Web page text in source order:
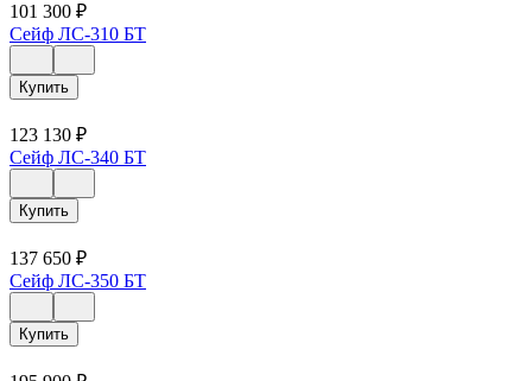
101 300 ₽
Сейф ЛС-310 БТ
Купить
123 130 ₽
Сейф ЛС-340 БТ
Купить
137 650 ₽
Сейф ЛС-350 БТ
Купить